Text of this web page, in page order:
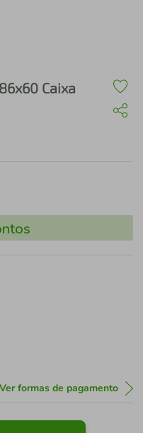
Caixa
Ver formas de pagamento